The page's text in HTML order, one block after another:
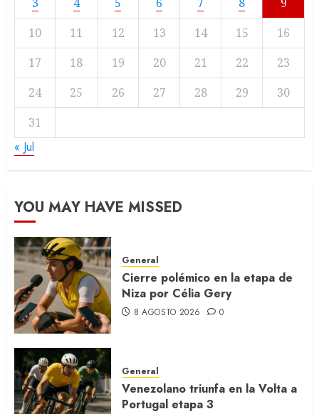
10
11 12 13 14 15
16
17
18 19 20 21 22
23
24
25 26 27 28 29
30
31
« Jul
YOU MAY HAVE MISSED
General
Cierre polémico en la etapa de
Niza por Célia Gery
8 AGOSTO 2026 0
General
Venezolano triunfa en la Volta a
Portugal etapa 3